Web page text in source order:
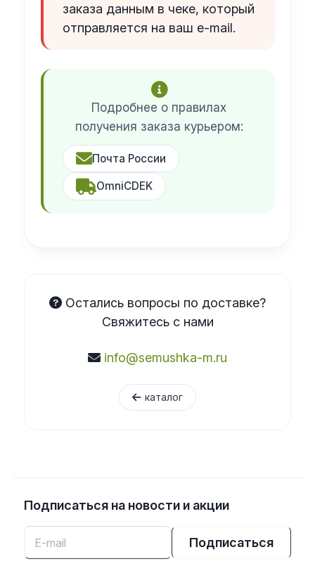
заказа данным в чеке, который
отправляется на ваш e-mail.
Подробнее о правилах
получения заказа курьером:
Почта России
OmniCDEK
Остались вопросы по доставке?
Свяжитесь с нами
info@semushka-m.ru
каталог
Подписаться на новости и акции
Подписаться